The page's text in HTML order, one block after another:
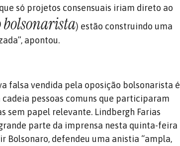
só projetos consensuais iriam direto ao
bolsonarista) estão construindo uma
apontou.
falsa vendida pela oposição bolsonarista é
pessoas comuns que participaram
sem papel relevante. Lindbergh Farias
parte da imprensa nesta quinta-feira
Bolsonaro, defendeu uma anistia “ampla,